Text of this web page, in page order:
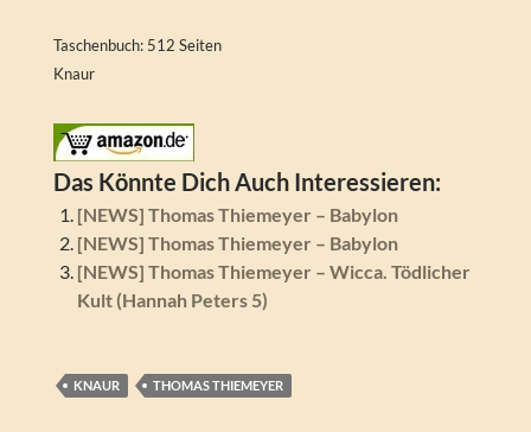
Taschenbuch: 512 Seiten
Knaur
Das Könnte Dich Auch Interessieren:
[NEWS] Thomas Thiemeyer – Babylon
[NEWS] Thomas Thiemeyer – Babylon
[NEWS] Thomas Thiemeyer – Wicca. Tödlicher
Kult (Hannah Peters 5)
KNAUR THOMAS THIEMEYER